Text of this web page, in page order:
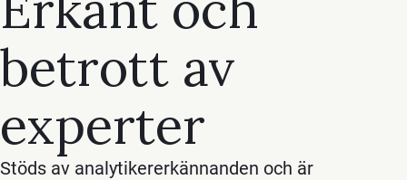
betrott av
experter
Stöds av analytikererkännanden och är